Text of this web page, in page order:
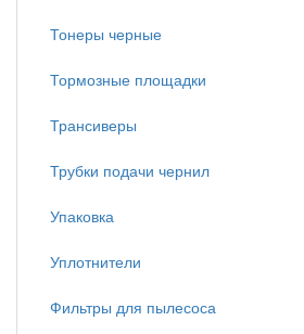
Тонеры черные
Тормозные площадки
Трансиверы
Трубки подачи чернил
Упаковка
Уплотнители
Фильтры для пылесоса